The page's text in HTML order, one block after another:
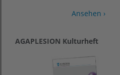
Ansehen ›
AGAPLESION Kulturheft